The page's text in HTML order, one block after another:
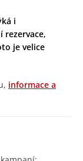
i
rezervace,
je velice
informace a